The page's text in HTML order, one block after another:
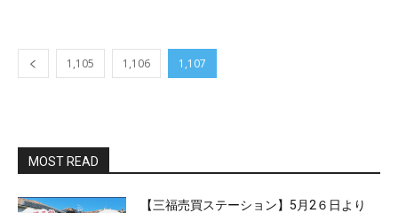
1,105 1,106 1,107
MOST READ
【三福売買ステーション】5月2６日より